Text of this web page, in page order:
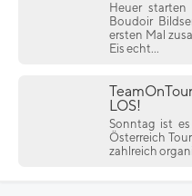
Heuer
Boudoir
ersten Mal
Eis echt...
LOS!
Sonntag ist
Österreich
zahlreich